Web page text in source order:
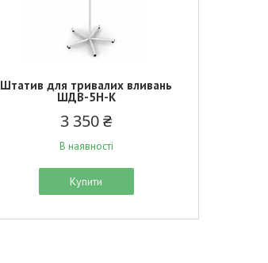
Штатив для тривалих вливань
ШДВ-5Н-К
3 350 ₴
В наявності
Купити